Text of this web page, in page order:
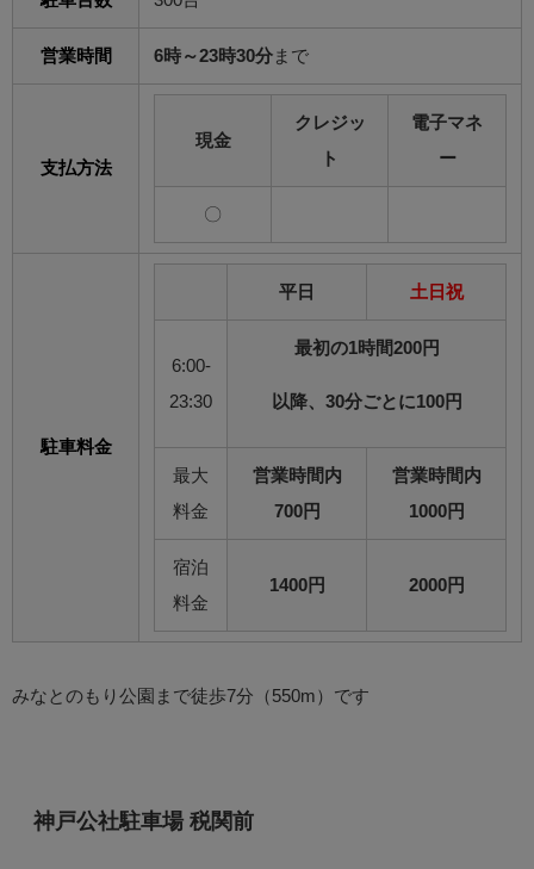
営業時間 6時～23時30分 まで
支払方法
現金
クレジッ
ト
電子マネ
ー
〇
駐車料金
平日 土日祝
6:00-
23:30
最初の1時間200円
以降、30分ごとに100円
最大
料金
営業時間内
700円
営業時間内
1000円
宿泊
料金
1400円 2000円
みなとのもり公園まで徒歩7分（550m）です
神戸公社駐車場 税関前